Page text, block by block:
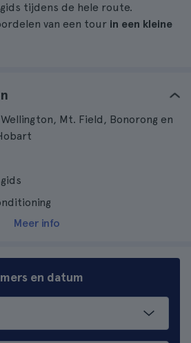
tijdens de hele route.
van een tour in een kleine
Mt. Field, Bonorong en
Meer info
en datum